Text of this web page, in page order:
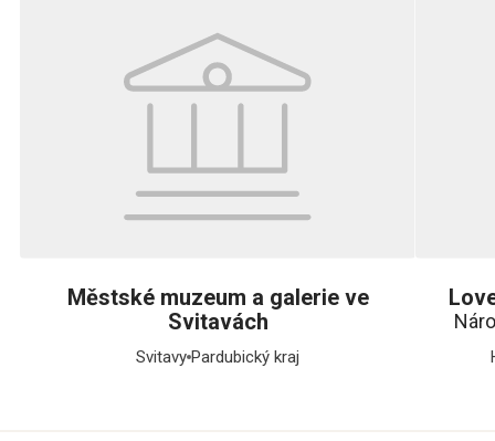
Městské muzeum a galerie ve
Svitavách
Svitavy Pardubický kraj